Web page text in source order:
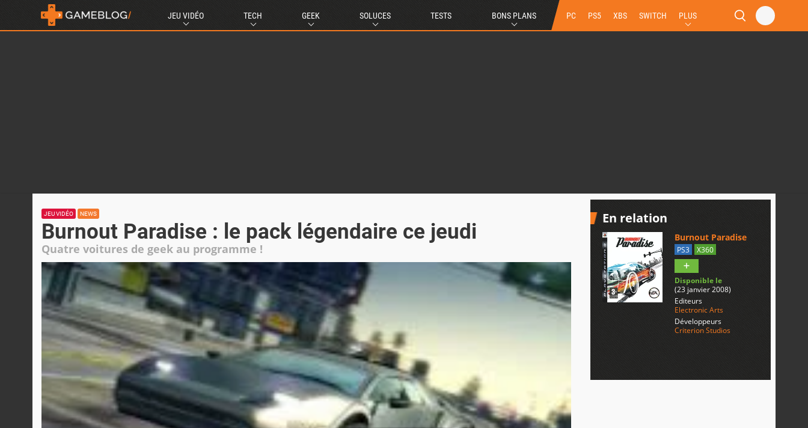
JEU VIDÉO TECH GEEK SOLUCES TESTS BONS PLANS PC PS5 XBS SWITCH PLUS
JEU VIDÉO NEWS
Burnout Paradise : le pack légendaire ce jeudi
Quatre voitures de geek au programme !
En relation
Burnout Paradise
PS3 X360
Disponible le
(23 janvier 2008)
Editeurs
Electronic Arts
Développeurs
Criterion Studios